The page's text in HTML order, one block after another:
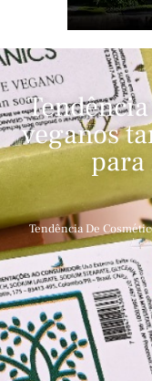
veganos
Tendência De